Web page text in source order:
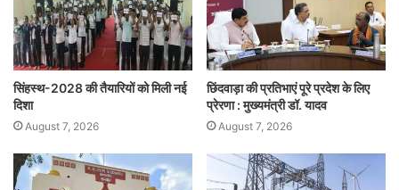
सिंहस्थ-2028 की तैयारियों को मिली नई
दिशा
August 7, 2026
छिंदवाड़ा की प्रतिभाएं पूरे प्रदेश के लिए
प्रेरणा : मुख्यमंत्री डॉ. यादव
August 7, 2026